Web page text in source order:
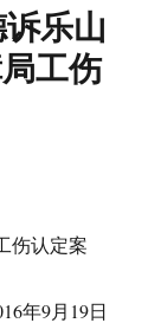
乐山
工伤
伤认定案
年9月19日